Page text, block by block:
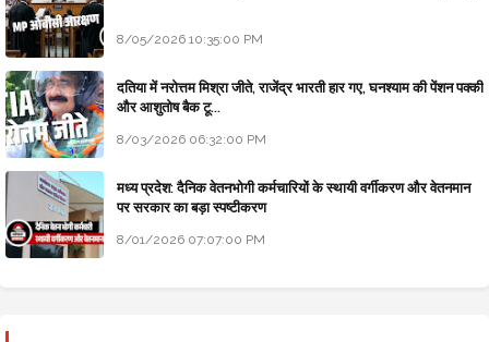
8/05/2026 10:35:00 PM
दतिया में नरोत्तम मिश्रा जीते, राजेंद्र भारती हार गए, घनश्याम की पेंशन पक्की
और आशुतोष बैक टू...
8/03/2026 06:32:00 PM
मध्य प्रदेश: दैनिक वेतनभोगी कर्मचारियों के स्थायी वर्गीकरण और वेतनमान
पर सरकार का बड़ा स्पष्टीकरण
8/01/2026 07:07:00 PM